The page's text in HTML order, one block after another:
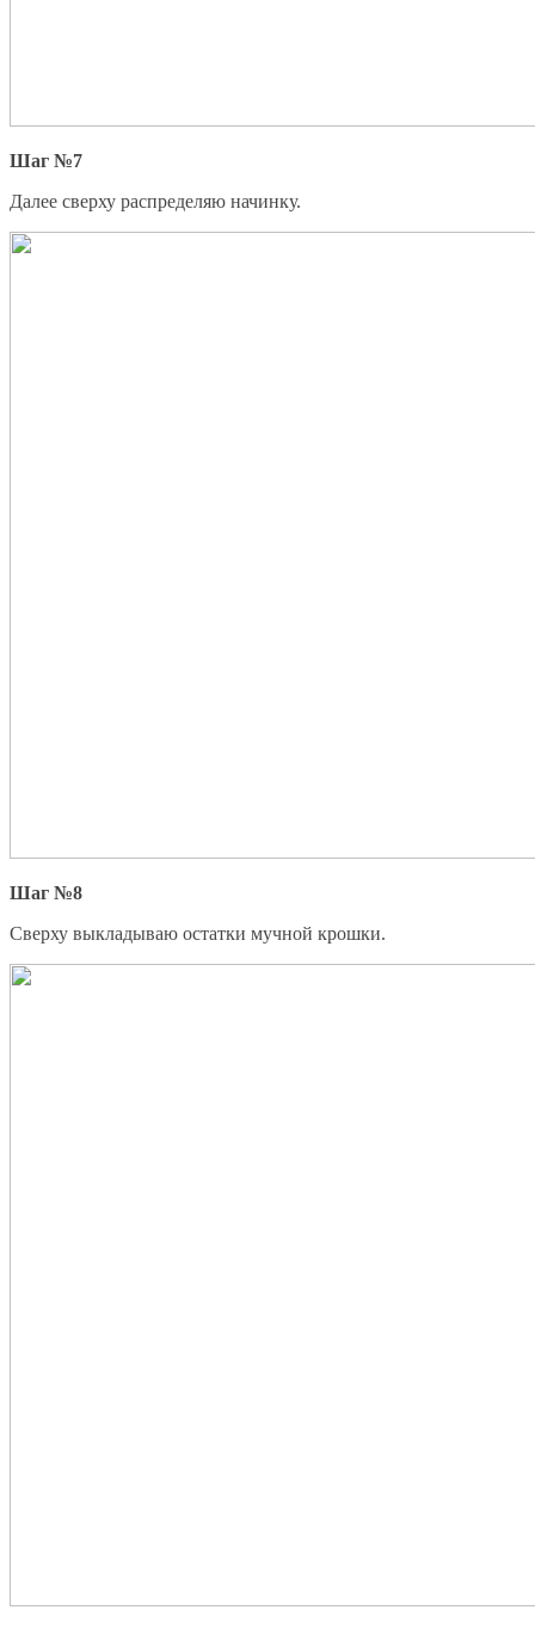
Шаг №7
Далее сверху распределяю начинку.
Шаг №8
Сверху выкладываю остатки мучной крошки.